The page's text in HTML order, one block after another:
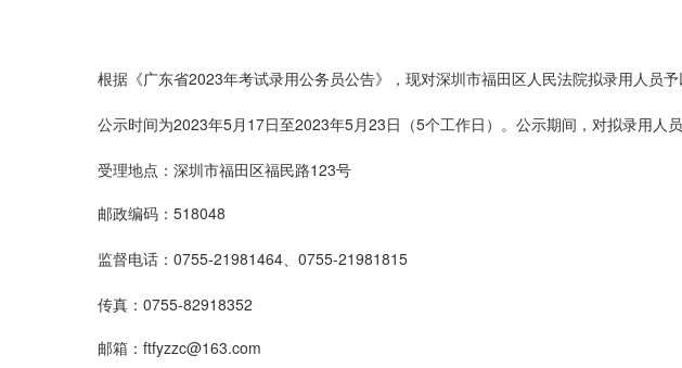
根据《广东省2023年考试录用公务员公告》，现对深圳市福田区人民法院拟录用人员予
公示时间为2023年5月17日至2023年5月23日（5个工作日）。公示期间，对拟录用人
受理地点： 深圳市福田区福民路123号
邮政编码： 518048
监督电话： 0755-21981464、 0755-21981815
传真： 0755-82918352
邮箱： ftfyzzc@163.com